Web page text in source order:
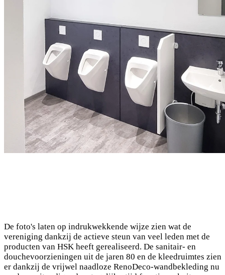
De foto's laten op indrukwekkende wijze zien wat de
vereniging dankzij de actieve steun van veel leden met de
producten van HSK heeft gerealiseerd. De sanitair- en
douchevoorzieningen uit de jaren 80 en de kleedruimtes zien
er dankzij de vrijwel naadloze RenoDeco-wandbekleding nu